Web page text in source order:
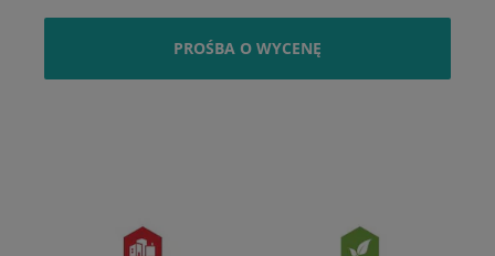
PROŚBA O WYCENĘ